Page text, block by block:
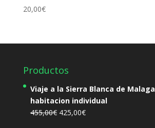
20,00€
Productos
Viaje a la Sierra Blanca de Malaga
habitacion individual
455,00€ El
425,00€El